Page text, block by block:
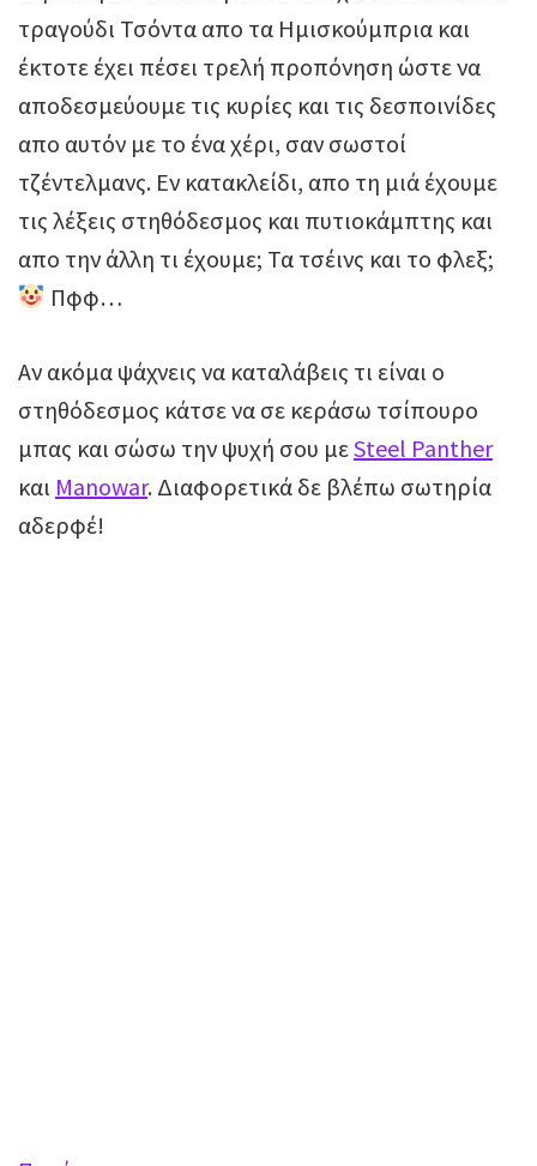
τραγούδι Τσόντα απο τα Hμισκούμπρια και
έκτοτε έχει πέσει τρελή προπόνηση ώστε να
αποδεσμεύουμε τις κυρίες και τις δεσποινίδες
απο αυτόν με το ένα χέρι, σαν σωστοί
τζέντελμανς. Εν κατακλείδι, απο τη μιά έχουμε
τις λέξεις στηθόδεσμος και πυτιοκάμπτης και
απο την άλλη τι έχουμε; Τα τσέινς και το φλεξ;
Πφφ…
Αν ακόμα ψάχνεις να καταλάβεις τι είναι ο
στηθόδεσμος κάτσε να σε κεράσω τσίπουρο
μπας και σώσω την ψυχή σου μεSteel Panther
και Manowar. Διαφορετικά δε βλέπω σωτηρία
αδερφέ!